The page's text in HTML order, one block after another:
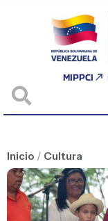
MIPPCI
Inicio / Cultura